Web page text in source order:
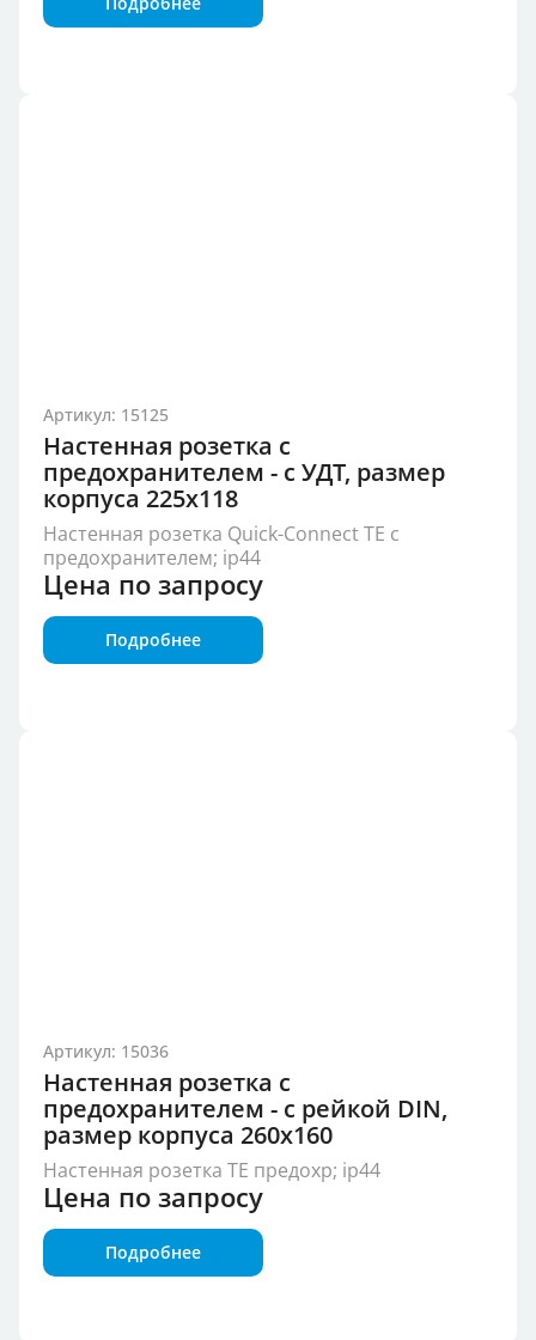
Артикул: 15125
Настенная розетка с
предохранителем - с УДТ, размер
корпуса 225x118
Настенная розетка Quick-Connect TE с
предохранителем; ip44
Цена по запросу
Подробнее
Артикул: 15036
Настенная розетка с
предохранителем - с рейкой DIN,
размер корпуса 260x160
Настенная розетка TE предохр; ip44
Цена по запросу
Подробнее